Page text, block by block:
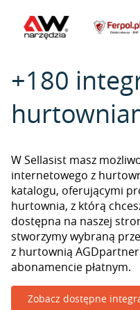
+180
W Sellasist masz
internetowego z
katalogu, oferującymi
hurtownia, z którą
dostępna na naszej
stworzymy wybraną
z hurtownią
abonamencie płatnym.
Zobacz dostępne